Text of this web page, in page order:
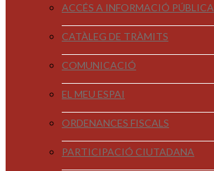
ACCÉS A INFORMACIÓ PÚBLICA
CATÀLEG DE TRÀMITS
COMUNICACIÓ
EL MEU ESPAI
ORDENANCES FISCALS
PARTICIPACIÓ CIUTADANA